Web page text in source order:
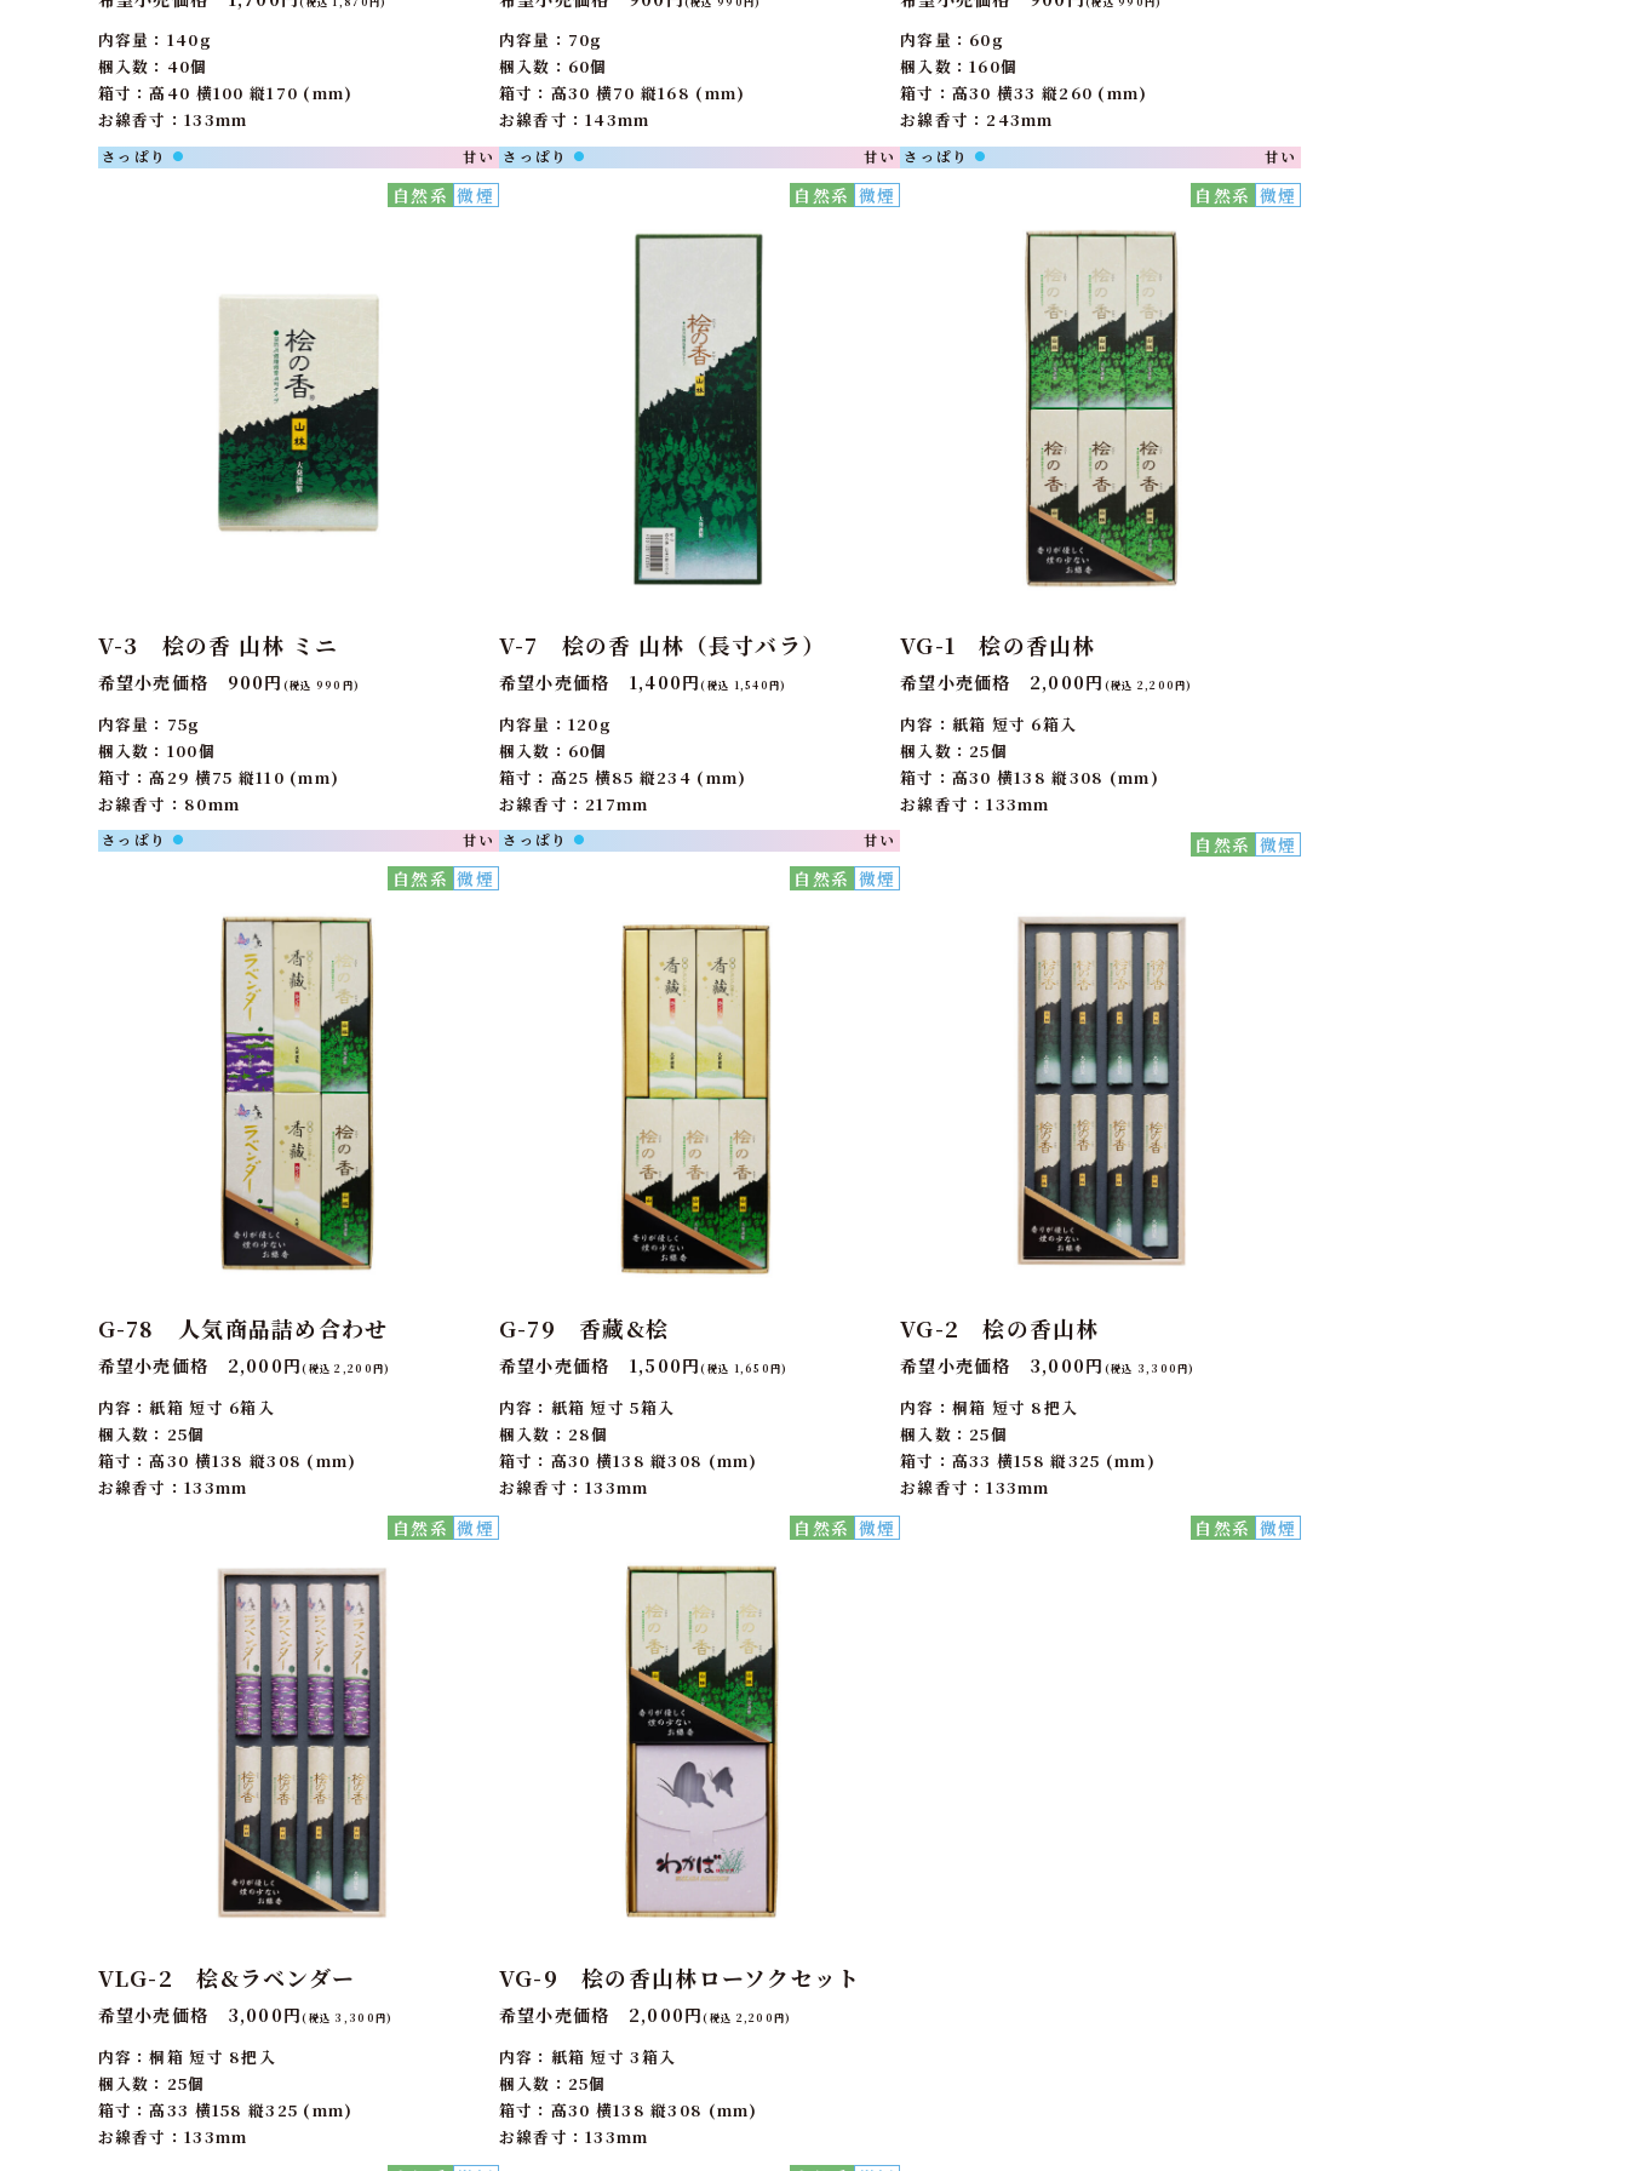
内容量：140g
梱入数：40個
箱寸：高40 横100 縦170 (mm)
お線香寸：133mm
さっぱり ● 甘い
自然系 微煙
内容量：70g
梱入数：60個
箱寸：高30 横70 縦168 (mm)
お線香寸：143mm
さっぱり ● 甘い
自然系 微煙
内容量：60g
梱入数：160個
箱寸：高30 横33 縦260 (mm)
お線香寸：243mm
さっぱり ● 甘い
自然系 微煙
V-3 桧の香 山林 ミニ
希望小売価格 900円 (税込 990円)
内容量：75g
梱入数：100個
箱寸：高29 横75 縦110 (mm)
お線香寸：80mm
さっぱり ● 甘い
自然系 微煙
V-7 桧の香 山林（長寸バラ）
希望小売価格 1,400円(税込 1,540円)
内容量：120g
梱入数：60個
箱寸：高25 横85 縦234 (mm)
お線香寸：217mm
さっぱり ● 甘い
自然系 微煙
VG-1 桧の香山林
希望小売価格 2,000円 (税込 2,200円)
内容：紙箱 短寸 6箱入
梱入数：25個
箱寸：高30 横138 縦308 (mm)
お線香寸：133mm
自然系 微煙
G-78 人気商品詰め合わせ
希望小売価格 2,000円(税込 2,200円)
内容：紙箱 短寸 6箱入
梱入数：25個
箱寸：高30 横138 縦308 (mm)
お線香寸：133mm
自然系 微煙
G-79 香藏&桧
希望小売価格 1,500円(税込 1,650円)
内容：紙箱 短寸 5箱入
梱入数：28個
箱寸：高30 横138 縦308 (mm)
お線香寸：133mm
自然系 微煙
VG-2 桧の香山林
希望小売価格 3,000円 (税込 3,300円)
内容：桐箱 短寸 8把入
梱入数：25個
箱寸：高33 横158 縦325 (mm)
お線香寸：133mm
自然系 微煙
VLG-2 桧&ラベンダー
希望小売価格 3,000円(税込 3,300円)
内容：桐箱 短寸 8把入
梱入数：25個
箱寸：高33 横158 縦325 (mm)
お線香寸：133mm
VG-9 桧の香山林ローソクセット
希望小売価格 2,000円(税込 2,200円)
内容：紙箱 短寸 3箱入
梱入数：25個
箱寸：高30 横138 縦308 (mm)
お線香寸：133mm